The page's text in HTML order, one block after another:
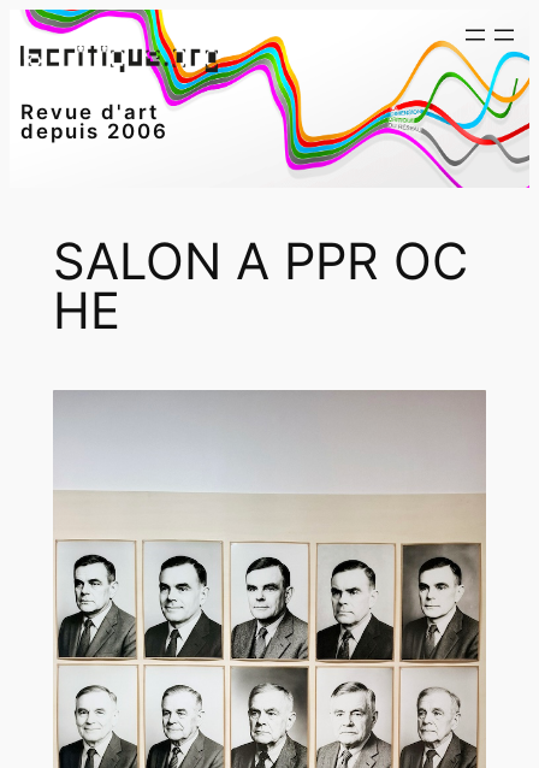
Aller
au
Revue d'art
depuis 2006
SALON A PPR OC
HE